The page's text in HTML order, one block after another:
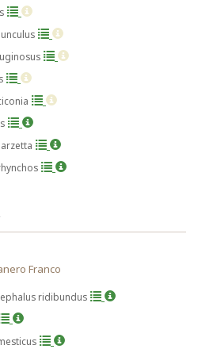
Franco
ridibundus